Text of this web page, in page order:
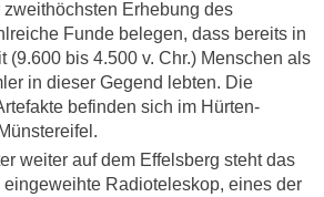
zweithöchsten Erhebung des
Funde belegen, dass bereits in
(9.600 bis 4.500 v. Chr.) Menschen als
in dieser Gegend lebten. Die
befinden sich im Hürten-
weiter auf dem Effelsberg steht das
eingeweihte Radioteleskop, eines der